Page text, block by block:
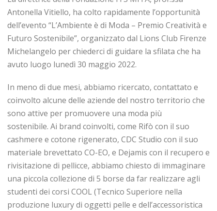
Antonella Vitiello, ha colto rapidamente l’opportunità
dell’evento “L’Ambiente è di Moda – Premio Creatività e
Futuro Sostenibile”, organizzato dal Lions Club Firenze
Michelangelo per chiederci di guidare la sfilata che ha
avuto luogo lunedì 30 maggio 2022.
In meno di due mesi, abbiamo ricercato, contattato e
coinvolto alcune delle aziende del nostro territorio che
sono attive per promuovere una moda più
sostenibile. Ai brand coinvolti, come Rifò con il suo
cashmere e cotone rigenerato, CDC Studio con il suo
materiale brevettato CO-EO, e Dejamis con il recupero e
rivisitazione di pellicce, abbiamo chiesto di immaginare
una piccola collezione di 5 borse da far realizzare agli
studenti dei corsi COOL (Tecnico Superiore nella
produzione luxury di oggetti pelle e dell’accessoristica